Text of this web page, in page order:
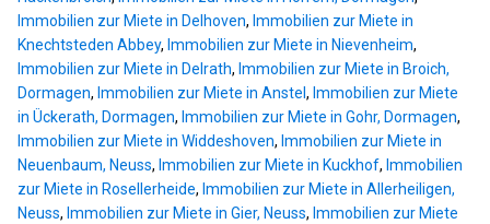
Immobilien zur Miete in Delhoven, Immobilien zur Miete in
Knechtsteden Abbey, Immobilien zur Miete in Nievenheim,
Immobilien zur Miete in Delrath, Immobilien zur Miete in Broich,
Dormagen, Immobilien zur Miete in Anstel , Immobilien zur Miete
in Ückerath, Dormagen, Immobilien zur Miete in Gohr, Dormagen,
Immobilien zur Miete in Widdeshoven, Immobilien zur Miete in
Neuenbaum, Neuss, Immobilien zur Miete in Kuckhof, Immobilien
zur Miete in Rosellerheide, Immobilien zur Miete in Allerheiligen,
Neuss, Immobilien zur Miete in Gier, Neuss, Immobilien zur Miete